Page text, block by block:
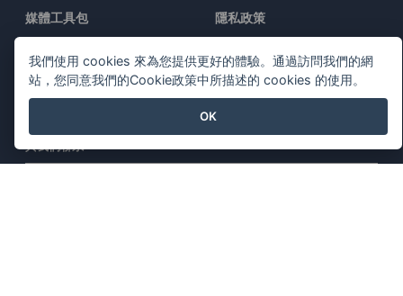
媒體工具包
隱私政策
安全概述
舉報投訴
與我們聯系
我們使用 cookies 來為您提供更好的體驗。通過訪問我們的網
站，您同意我們的Cookie政策中所描述的 cookies 的使用。
OK